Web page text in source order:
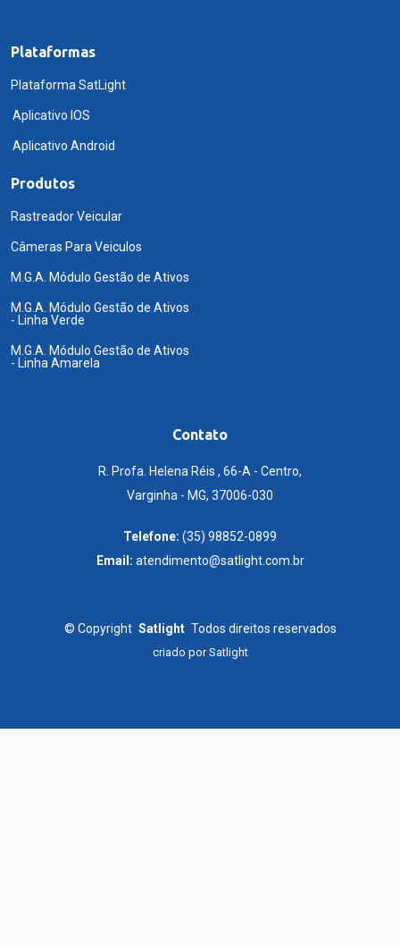
Plataformas
Plataforma SatLight
Aplicativo IOS
Aplicativo Android
Produtos
Rastreador Veicular
Câmeras Para Veiculos
M.G.A. Módulo Gestão de Ativos
M.G.A. Módulo Gestão de Ativos
- Linha Verde
M.G.A. Módulo Gestão de Ativos
- Linha Amarela
Contato
R. Profa. Helena Réis , 66-A - Centro,
Varginha - MG, 37006-030
Telefone: (35) 98852-0899
Email: atendimento@satlight.com.br
© Copyright Satlight Todos direitos reservados
criado porSatlight